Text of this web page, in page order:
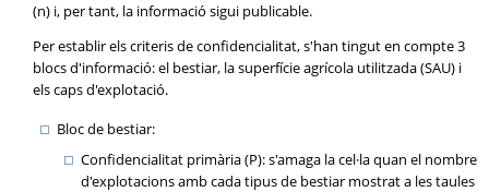
(n) i, per tant, la informació sigui publicable.
Per establir els criteris de confidencialitat, s'han tingut en compte 3
blocs d'informació: el bestiar, la superfície agrícola utilitzada (SAU) i
els caps d'explotació.
Bloc de bestiar:
Confidencialitat primària (P): s'amaga la cel·la quan el nombre
d'explotacions amb cada tipus de bestiar mostrat a les taules